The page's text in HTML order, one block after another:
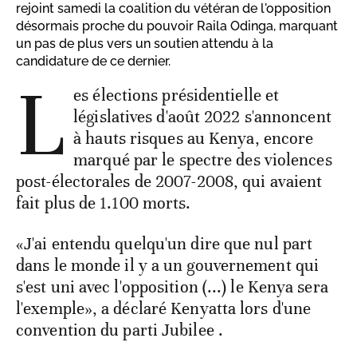
rejoint samedi la coalition du vétéran de l'opposition
désormais proche du pouvoir Raila Odinga, marquant
un pas de plus vers un soutien attendu à la
candidature de ce dernier.
L es élections présidentielle et
législatives d'août 2022 s'annoncent
à hauts risques au Kenya, encore
marqué par le spectre des violences
post-électorales de 2007-2008, qui avaient
fait plus de 1.100 morts.
«J'ai entendu quelqu'un dire que nul part
dans le monde il y a un gouvernement qui
s'est uni avec l'opposition (...) le Kenya sera
l'exemple», a déclaré Kenyatta lors d'une
convention du parti Jubilee .